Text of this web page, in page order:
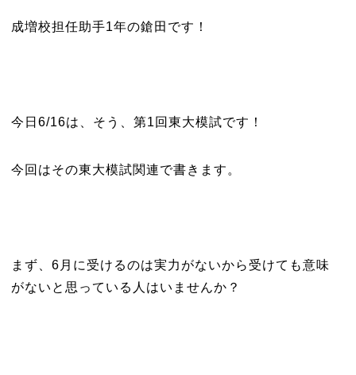
成増校担任助手1年の鎗田です！
今日6/16は、そう、第1回東大模試です！
今回はその東大模試関連で書きます。
まず、6月に受けるのは実力がないから受けても意味
がないと思っている人はいませんか？